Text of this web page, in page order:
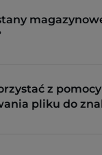
z
pliku do